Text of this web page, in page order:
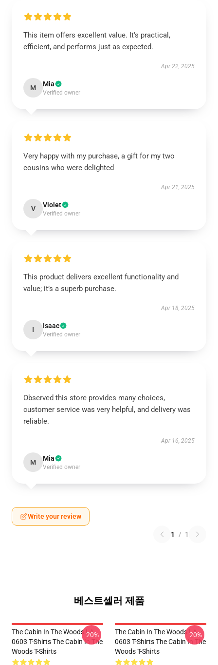
This item offers excellent value. It's practical,
efficient, and performs just as expected.
Apr 22, 2025
M Mia
Verified owner
Very happy with my purchase, a gift for my two
cousins who were delighted
Apr 21, 2025
V Violet
Verified owner
This product delivers excellent functionality and
value; it’s a superb purchase.
Apr 18, 2025
I Isaac
Verified owner
Observed this store provides many choices,
customer service was very helpful, and delivery was
reliable.
Apr 16, 2025
M Mia
Verified owner
Write your review
1 / 1
베스트셀러 제품
The Cabin In The Woods LA
0603 T-Shirts The Cabin In The
Woods T-Shirts
-20%
The Cabin In The Woods LA
0603 T-Shirts The Cabin In The
Woods T-Shirts
-20%